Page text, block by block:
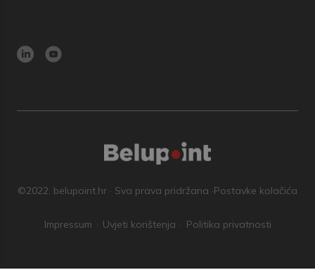
©2022. belupoint.hr · Sva prava pridržana ·Postavke kolačića
Impressum Uvjeti korištenja Politika privatnosti